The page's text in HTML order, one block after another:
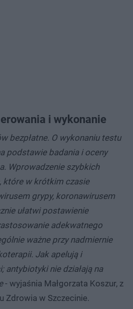
i wykonanie
bezpłatne. O wykonaniu testu
podstawie badania i oceny
Wprowadzenie szybkich
które w krótkim czasie
grypy, koronawirusem
ułatwi postawienie
adekwatnego
ważne przy nadmiernie
Jak apelują i
antybiotyki nie działają na
- wyjaśnia Małgorzata Koszur, z
Zdrowia w Szczecinie.